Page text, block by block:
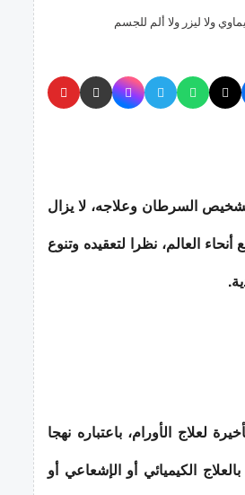
ولا ليزر ولا ألم للجسم
السرطان وعلاجه، لا يزال
العالم، نظرا لتعقيده وتنوع
لعلاج الأورام، باعتباره نهجا
الكيميائي أو الإشعاعي أو